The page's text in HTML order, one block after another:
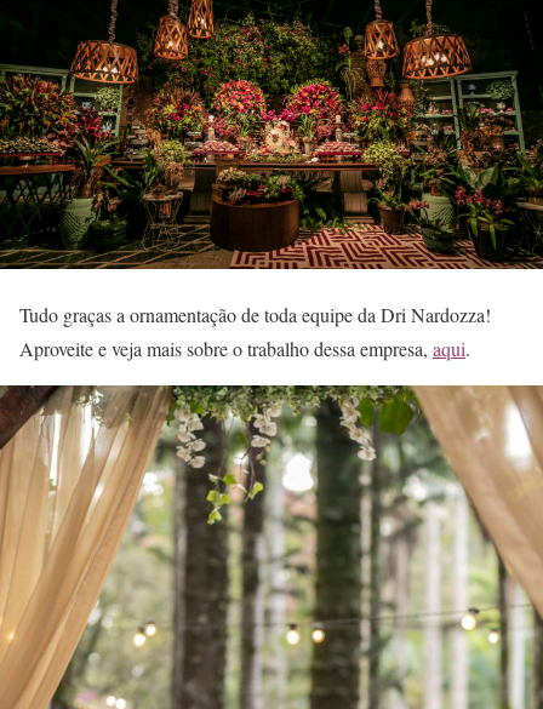
Tudo graças a ornamentação de toda equipe da Dri Nardozza!
Aproveite e veja mais sobre o trabalho dessa empresa, aqui.